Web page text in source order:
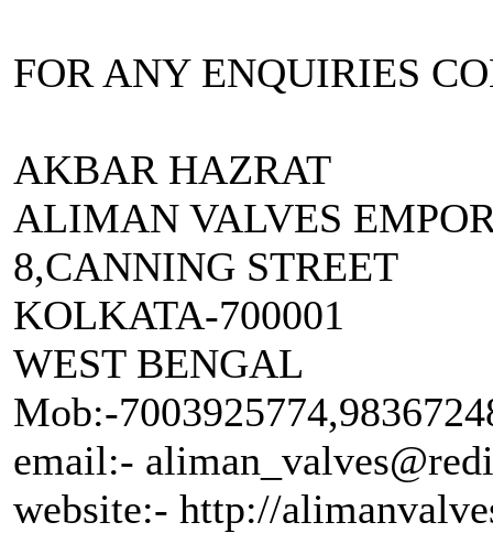
FOR ANY ENQUIRIES
AKBAR HAZRAT
ALIMAN VALVES
8,CANNING STREET
KOLKATA-700001
WEST BENGAL
Mob:-
email:-
website:- http://